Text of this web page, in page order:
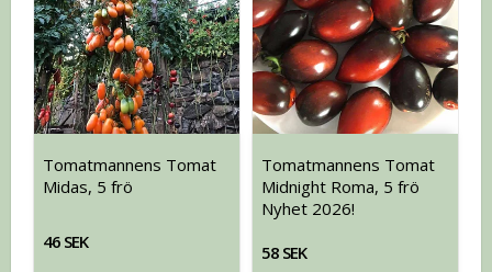
Tomatmannens Tomat
Midas, 5 frö
46 SEK
Tomatmannens Tomat
Midnight Roma, 5 frö
Nyhet 2026!
58 SEK